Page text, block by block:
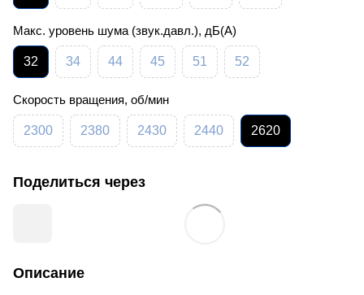
Макс. уровень шума (звук.давл.), дБ(А)
32 34 44 45 51 52
Скорость вращения, об/мин
2300 2380 2430 2440 2620
Поделиться через
Описание